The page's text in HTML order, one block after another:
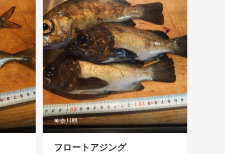
神奈川県
フロートアジング